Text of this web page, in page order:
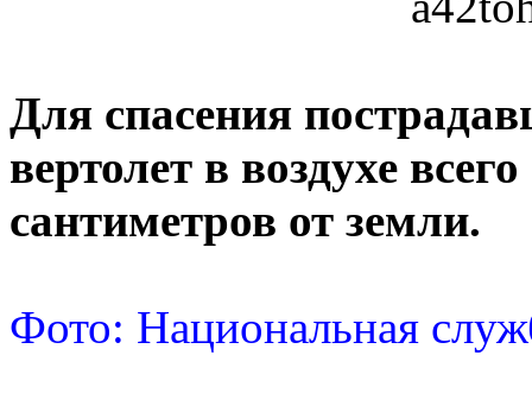
Для спасения
вертолет в воздухе
сантиметров от земли.
Фото: Национальная